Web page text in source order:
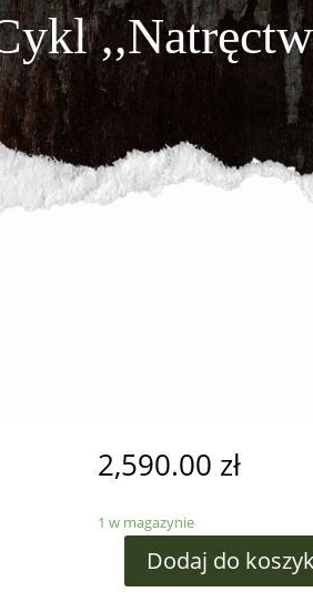
2,590.00 zł
1 w magazynie
Dodaj do